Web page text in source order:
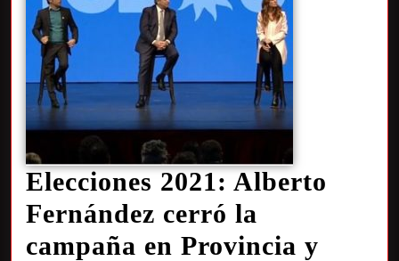
Elecciones 2021: Alberto
Fernández cerró la
campaña en Provincia y